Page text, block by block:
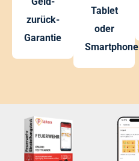
zurück-
Garantie
Tablet
oder
Smartphone